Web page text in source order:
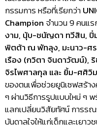
กรรมการ หรือที่เรียกว่า
Champion จำนวน 9 คนแ
งาม, นุ้บ-ชนัญดา ทวีสิน,
พิตต้า ณ พัทลุง, มะนาว-
เรือง (กวิตา จินดาวัฒน์),
จิรไพศาลกุล และ ยิ้ม-ศศิวิ
ของตนเพื่อช่วยยูนิเซฟสร้า
ๆ ผ่านวิธีการรูปแบบใหม่ ๆ
แลกเปลี่ยนวิสัยทัศน์ การรณ
บันดาลใจให้แก่เด็กและเยา